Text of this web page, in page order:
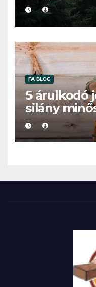
FA BLOG
5 árulkodó
silány